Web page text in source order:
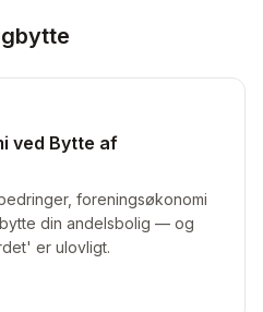
ved Bytte af
foreningsøkonomi
din andelsbolig — og
er ulovligt.